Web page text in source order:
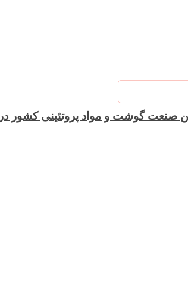
صنعت گوشت و مواد پروتئینی کشور